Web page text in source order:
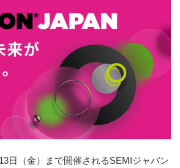
日（金）まで開催されるSEMIジャパン